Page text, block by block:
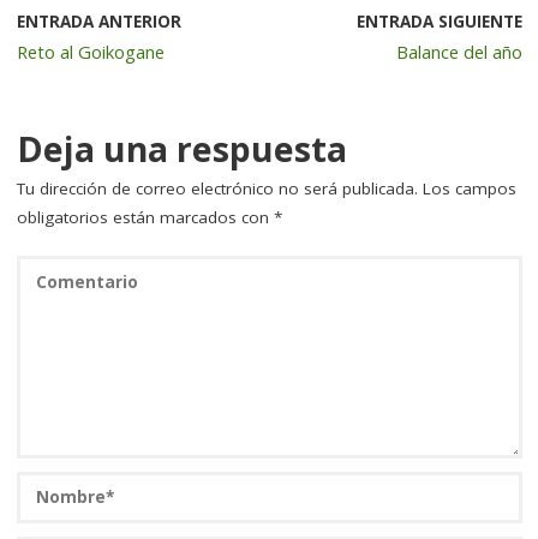
b
o
k
r dI
n
ENTRADA ANTERIOR
Reto al Goikogane
ENTRADA SIGUIENTE
Balance del año
Deja una respuesta
Tu dirección de correo electrónico no será publicada. Los campos
obligatorios están marcados con *